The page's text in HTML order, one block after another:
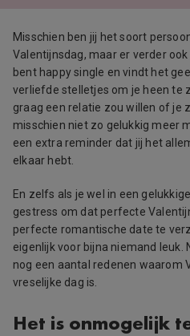
Misschien ben jij het soort
Valentijnsdag, maar er verder
bent happy single en vindt het
verliefde stelletjes om je heen te
graag een relatie zou willen of je
misschien niet zo gelukkig meer
een extra reminder dat jij het
elkaar hebt.
En zelfs als je wel in een
gestress om dat perfecte
perfecte romantische date te
eigenlijk voor bijna niemand leuk.
nog een aantal redenen waarom
vreselijke dag is.
Het is onmogelijk